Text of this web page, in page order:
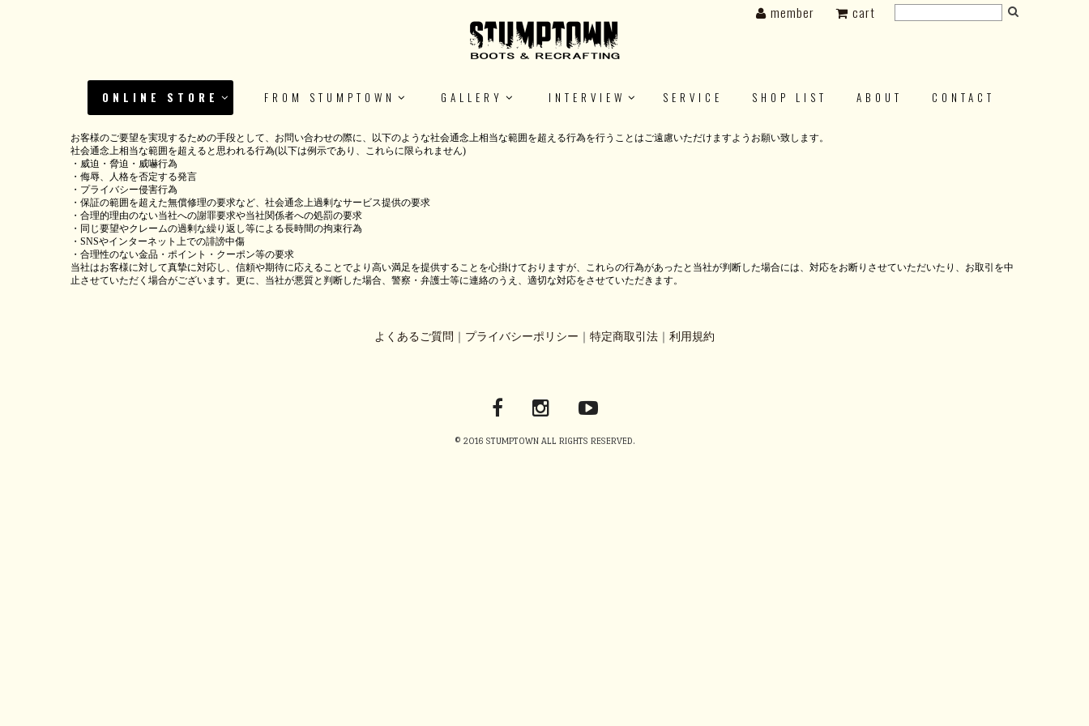
ONLINE STORE FROM STUMPTOWN GALLERY INTERVIEW SERVICE SHOP LIST ABOUT CONTACT
member cart
お客様のご要望を実現するための手段として、お問い合わせの際に、以下のような社会通念上相当な範囲を超える行為を行うことはご遠慮いただけますようお願い致します。
社会通念上相当な範囲を超えると思われる行為(以下は例示であり、これらに限られません)
・威迫・脅迫・威嚇行為
・侮辱、人格を否定する発言
・プライバシー侵害行為
・保証の範囲を超えた無償修理の要求など、社会通念上過剰なサービス提供の要求
・合理的理由のない当社への謝罪要求や当社関係者への処罰の要求
・同じ要望やクレームの過剰な繰り返し等による長時間の拘束行為
・SNSやインターネット上での誹謗中傷
・合理性のない金品・ポイント・クーポン等の要求
当社はお客様に対して真摯に対応し、信頼や期待に応えることでより高い満足を提供することを心掛けておりますが、これらの行為があったと当社が判断した場合には、対応をお断りさせていただいたり、お取引を中
止させていただく場合がございます。更に、当社が悪質と判断した場合、警察・弁護士等に連絡のうえ、適切な対応をさせていただきます。
よくあるご質問 プライバシーポリシー 特定商取引法 利用規約
© 2016 STUMPTOWN ALL RIGHTS RESERVED.